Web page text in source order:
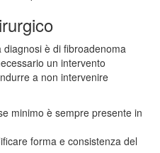
è di fibroadenoma
un intervento
a non intervenire
minimo è sempre presente in
forma e consistenza del